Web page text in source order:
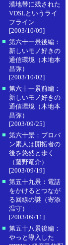
漠地帯に残された
VDSLというライ
フライン
[2003/10/09]
■ 第六十一景後編：
新しいモノ好きの
通信環境（木地本
昌弥）
[2003/10/02]
■ 第六十一景前編：
新しいモノ好きの
通信環境（木地本
昌弥）
[2003/09/25]
■ 第六十景：プロバ
ン素人は開拓者の
後を悠然と歩く
（藤野竜介）
[2003/09/19]
■ 第五十九景：電話
をかけるとつなが
る回線の謎（寄添
温守）
[2003/09/11]
■ 第五十八景後編：
やっと導入した